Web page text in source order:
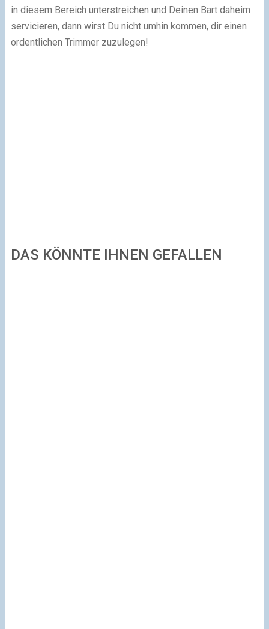
in diesem Bereich unterstreichen und Deinen Bart daheim
servicieren, dann wirst Du nicht umhin kommen, dir einen
ordentlichen Trimmer zuzulegen!
DAS KÖNNTE IHNEN GEFALLEN